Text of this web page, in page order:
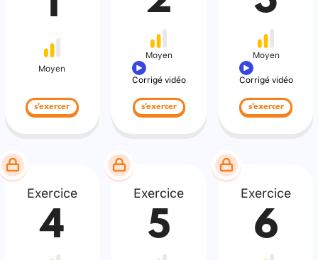
Moyen
s'exercer
Moyen
Corrigé vidéo
s'exercer
Moyen
Corrigé vidéo
s'exercer
Exercice
4
Exercice
5
Exercice
6